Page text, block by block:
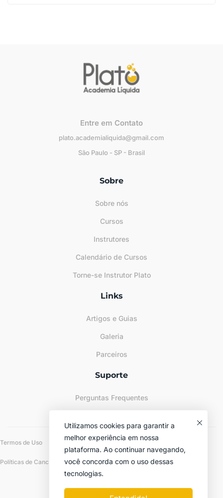
Entre em Contato
plato.academialiquida@gmail.com
São Paulo - SP - Brasil
Sobre
Sobre nós
Cursos
Instrutores
Calendário de Cursos
Torne-se Instrutor Plato
Links
Artigos e Guias
Galeria
Parceiros
Suporte
Perguntas Frequentes
Termos de Uso Políticas de Privacidade
Políticas de Cancelamento e Reembolso
© 2024-2026 Plato Academia Líquida
Utilizamos cookies para garantir a
melhor experiência em nossa
plataforma. Ao continuar navegando,
você concorda com o uso dessas
tecnologias.